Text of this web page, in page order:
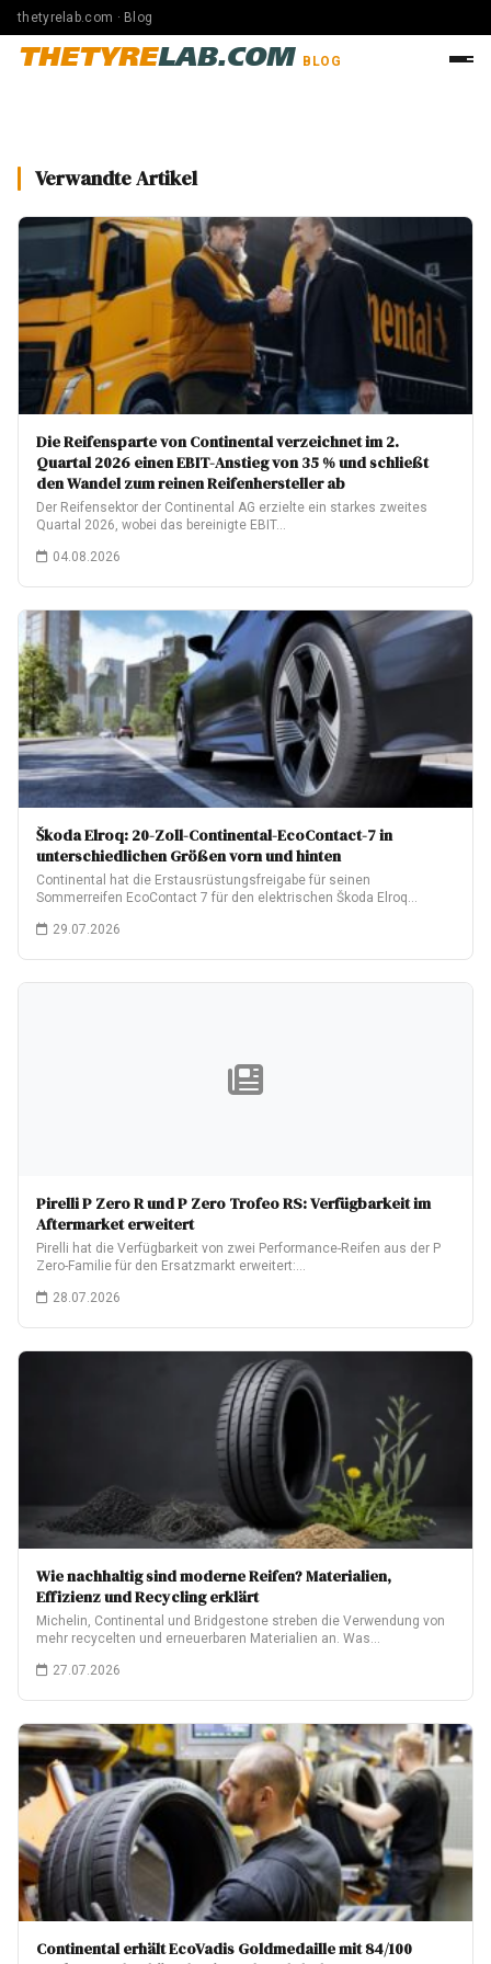
thetyrelab.com · Blog
THETYRELAB.COM BLOG
Verwandte Artikel
Die Reifensparte von Continental verzeichnet im 2.
Quartal 2026 einen EBIT-Anstieg von 35 % und schließt
den Wandel zum reinen Reifenhersteller ab
Der Reifensektor der Continental AG erzielte ein starkes zweites
Quartal 2026, wobei das bereinigte EBIT…
04.08.2026
Škoda Elroq: 20-Zoll-Continental-EcoContact-7 in
unterschiedlichen Größen vorn und hinten
Continental hat die Erstausrüstungsfreigabe für seinen
Sommerreifen EcoContact 7 für den elektrischen Škoda Elroq
29.07.2026
Pirelli P Zero R und P Zero Trofeo RS: Verfügbarkeit im
Aftermarket erweitert
Pirelli hat die Verfügbarkeit von zwei Performance-Reifen aus der P
Zero-Familie für den Ersatzmarkt erweitert:…
28.07.2026
Wie nachhaltig sind moderne Reifen? Materialien,
Effizienz und Recycling erklärt
Michelin, Continental und Bridgestone streben die Verwendung von
mehr recycelten und erneuerbaren Materialien an. Was…
27.07.2026
Continental erhält EcoVadis Goldmedaille mit 84/100